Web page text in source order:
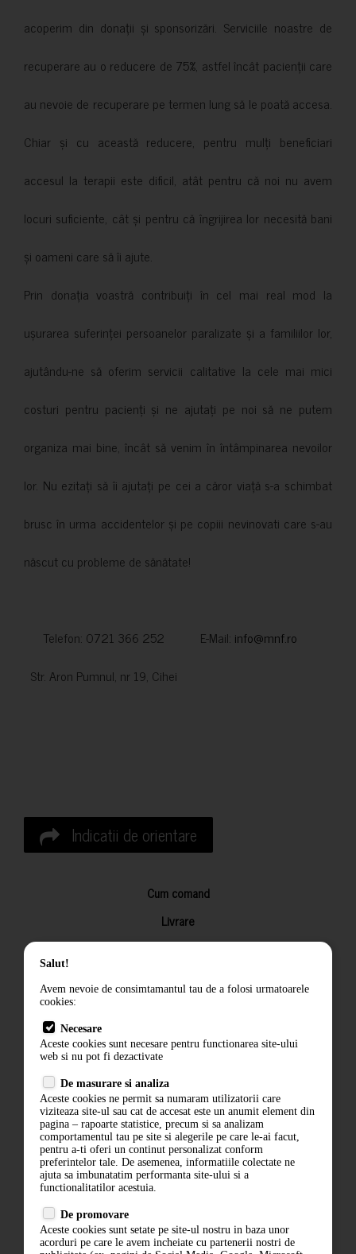
acoperim din donații și sponsorizări. Serviciile noastre de
recuperare au o reducere de 75%, astfel încât pacienții care
au nevoie de recuperare pe termen lung să le poată accesa.
Chiar și cu această reducere, pentru mulți beneficiari
accesul la terapii este dificil, atât pentru că noi nu avem
locuri suficiente, cât și pentru că îngrijirea lor necesită bani
și oameni care să îi ajute.
Prin donația voastră contribuiți în cel mai real mod la
ușurarea suferinței persoanelor paralizate și a familiilor lor,
ajutându-ne să oferim servicii calitative la cele mai mici
costuri pentru pacienți și ne ajutați pe noi să ne putem
organiza mai bine, încât să venim în întâmpinarea nevoilor
lor. Nu ezitați să îi ajutați pe cei a căror viață s-a schimbat
brusc în urma accidentelor și pe copiii nevinovati care s-au
născut cu probleme de sănătate!
Telefon: 0721 366 252 E-Mail: info@mnf.ro
Str. Aron Pumnul, nr 19, Cihei
Indicatii de orientare
Cum comand
Livrare
Returnarea produselor
Termeni si conditii
Politica de confidentialitate
ANPC
ABONARE LA NEWSLETTER
Salut!
Avem nevoie de consimtamantul tau de a folosi urmatoarele
cookies:
Necesare
Aceste cookies sunt necesare pentru functionarea site-ului
web si nu pot fi dezactivate
De masurare si analiza
Aceste cookies ne permit sa numaram utilizatorii care
viziteaza site-ul sau cat de accesat este un anumit element din
pagina – rapoarte statistice, precum si sa analizam
comportamentul tau pe site si alegerile pe care le-ai facut,
pentru a-ti oferi un continut personalizat conform
preferintelor tale. De asemenea, informatiile colectate ne
ajuta sa imbunatatim performanta site-ului si a
functionalitatilor acestuia.
De promovare
Aceste cookies sunt setate pe site-ul nostru in baza unor
acorduri pe care le avem incheiate cu partenerii nostri de